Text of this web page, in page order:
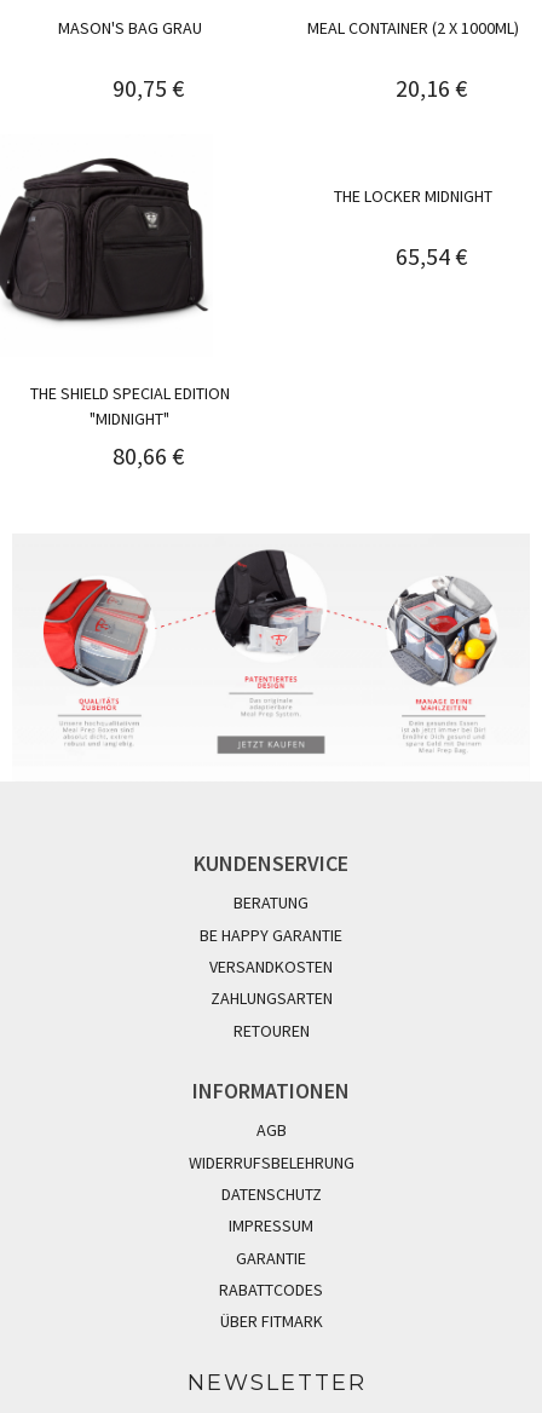
MASON'S BAG GRAU
90,75 €
MEAL CONTAINER (2 X 1000ML)
20,16 €
THE SHIELD SPECIAL EDITION
"MIDNIGHT"
80,66 €
THE LOCKER MIDNIGHT
65,54 €
KUNDENSERVICE
BERATUNG
BE HAPPY GARANTIE
VERSANDKOSTEN
ZAHLUNGSARTEN
RETOUREN
INFORMATIONEN
AGB
WIDERRUFSBELEHRUNG
DATENSCHUTZ
IMPRESSUM
GARANTIE
RABATTCODES
ÜBER FITMARK
NEWSLETTER